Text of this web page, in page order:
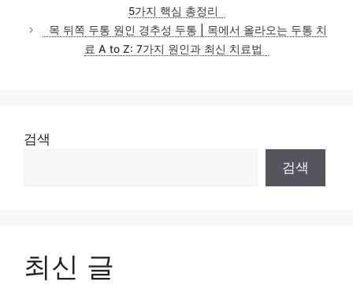
5가지 핵심 총정리
목 뒤쪽 두통 원인 경추성 두통 | 목에서 올라오는 두통 치
료 A to Z: 7가지 원인과 최신 치료법
검색
검색
최신 글